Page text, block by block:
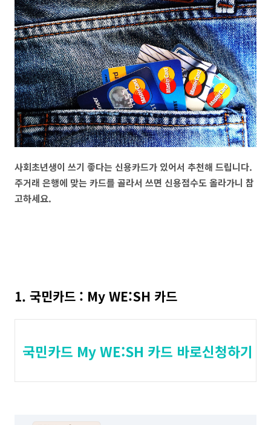
사회초년생이 쓰기 좋다는 신용카드가 있어서 추천해 드립니다.
주거래 은행에 맞는 카드를 골라서 쓰면 신용점수도 올라가니 참
고하세요.
1. 국민카드 : My WE:SH 카드
국민카드 My WE:SH 카드 바로신청하기